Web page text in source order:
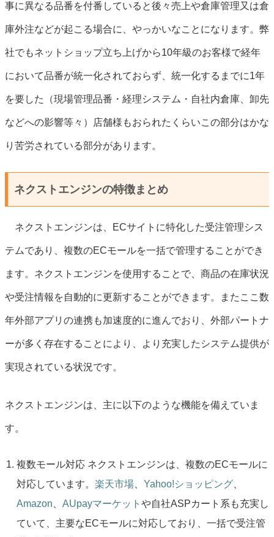
事に異なる品番を付番していると後々売上や倉庫管理又は倉
庫外注などが起こる場合に、やっかいなことになります。弊
社でもネットショップ立ち上げから10年級のお客様で経年
において品番が統一化されておらず、統一化するまでに1年
を要した（現場管理品番・経理システム・自社内倉庫、卸先
などへの影響等々）店舗様もおられたくらいこの部分はかな
り苦労されている部分があります。
ネクストエンジンの特徴まとめ
ネクストエンジンは、ECサイトに特化した受注管理シス
テムであり、複数のECモールを一括で管理することができ
ます。ネクストエンジンを使用することで、商品の在庫状況
や受注情報を自動的に更新することができます。またここ数
年外部アプリの連携も加速度的に進んでおり、外部パートナ
ーが多く存在することにより、より充実したシステム提供が
実現されている状況です。
ネクストエンジンは、主に以下のような機能を備えていま
す。
複数モール対応 ネクストエンジンは、複数のECモールに
対応しています。 楽天市場 Yahoo!ショッピング
Amazon
AUpayマーケット や自社ASPカート系も充実し
ていて、主要なECモールに対応しており、一括で受注管